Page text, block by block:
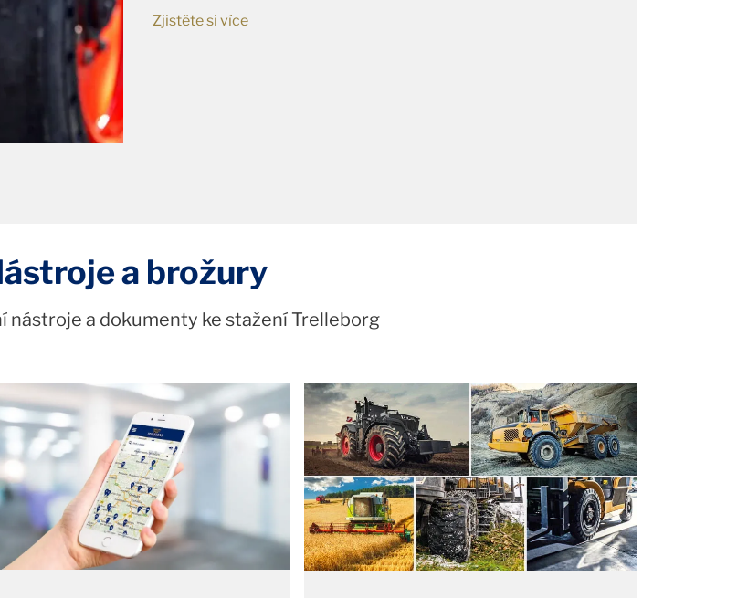
Zjistěte si více
a brožury
nástroje a dokumenty ke stažení Trelleborg